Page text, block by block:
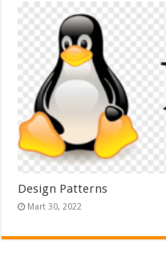
Design Patterns
Mart 30, 2022